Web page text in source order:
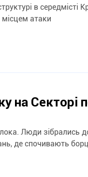
в середмісті
атаки
на Секторі
Люди зібрались
де спочивають